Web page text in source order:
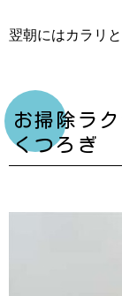
翌朝にはカラリ
お掃除ラ
くつろぎ